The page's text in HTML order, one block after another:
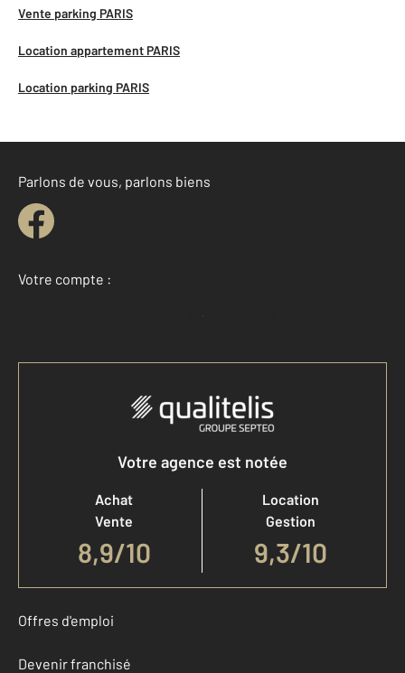
Vente parking PARIS
Location appartement PARIS
Location parking PARIS
Parlons de vous, parlons biens
Votre compte :
Accéder à mon compte
Votre agence est notée
Achat
Vente
8,9/10
Location
Gestion
9,3/10
Offres d'emploi
Devenir franchisé